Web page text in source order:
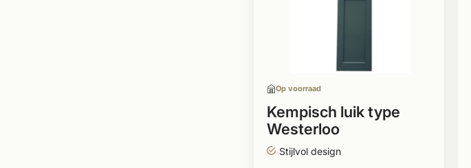
Op voorraad
Kempisch luik type
Westerloo
Stijlvol design